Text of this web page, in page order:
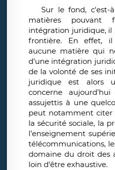
Sur le fond, c'est-
matières pouvant
intégration juridique, il
frontière. En effet,
aucune matière qui
d’une intégration
de la volonté de ses
juridique est alors
concerne
assujettis à une
peut notamment citer
la sécurité sociale, la
l’enseignement
télécommunications,
domaine du droit des
loin d’être exhaustive.